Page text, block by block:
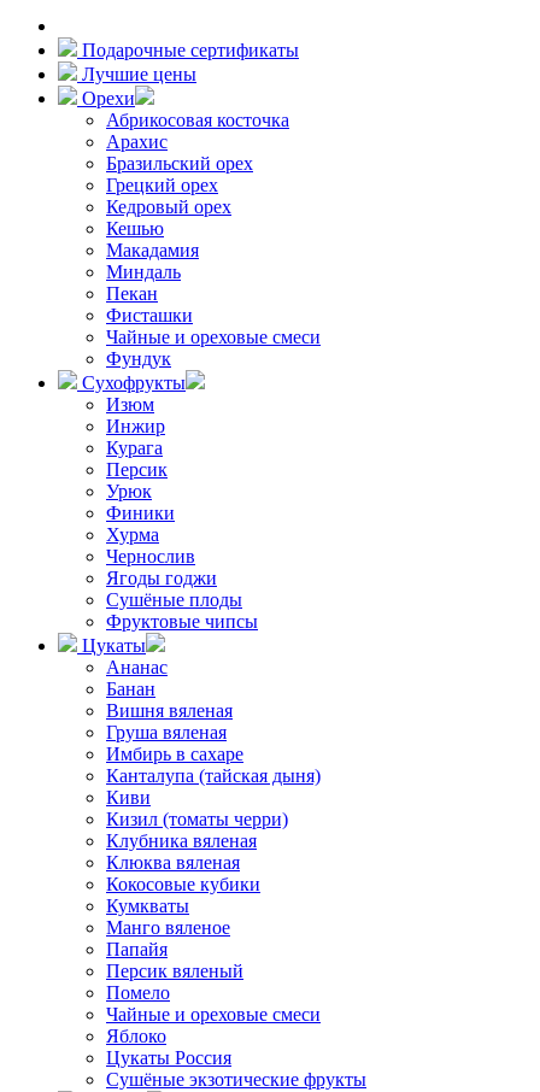
Подарочные сертификаты
Лучшие цены
Орехи
Абрикосовая косточка
Арахис
Бразильский орех
Грецкий орех
Кедровый орех
Кешью
Макадамия
Миндаль
Пекан
Фисташки
Чайные и ореховые смеси
Фундук
Сухофрукты
Изюм
Инжир
Курага
Персик
Урюк
Финики
Хурма
Чернослив
Ягоды годжи
Сушёные плоды
Фруктовые чипсы
Цукаты
Ананас
Банан
Вишня вяленая
Груша вяленая
Имбирь в сахаре
Канталупа (тайская дыня)
Киви
Кизил (томаты черри)
Клубника вяленая
Клюква вяленая
Кокосовые кубики
Кумкваты
Манго вяленое
Папайя
Персик вяленый
Помело
Чайные и ореховые смеси
Яблоко
Цукаты Россия
Сушёные экзотические фрукты